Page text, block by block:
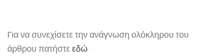
Για να συνεχίσετε την ανάγνωση ολόκληρου του
άρθρου πατήστεεδώ